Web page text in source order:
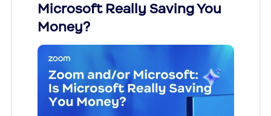
Microsoft Really Saving You
Money?